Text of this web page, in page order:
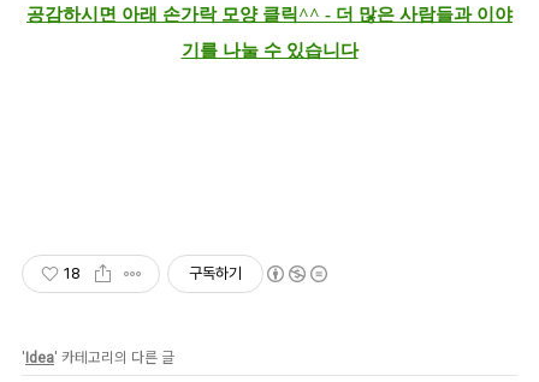
공감하시면 아래 손가락 모양 클릭^^ - 더 많은 사람들과 이야
기를 나눌 수 있습니다
18 구독하기
'Idea' 카테고리의 다른 글